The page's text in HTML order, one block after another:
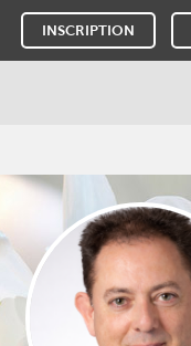
INSCRIPTION